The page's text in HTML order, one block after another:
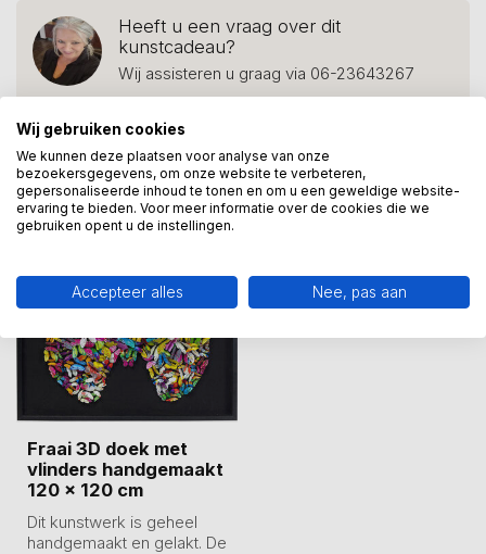
Heeft u een vraag over dit
kunstcadeau?
Wij assisteren u graag via 06-23643267
Recent bekeken
Fraai 3D doek met
vlinders handgemaakt
120 x 120 cm
Dit kunstwerk is geheel
handgemaakt en gelakt. De
Wij gebruiken cookies
We kunnen deze plaatsen voor analyse van onze
bezoekersgegevens, om onze website te verbeteren,
gepersonaliseerde inhoud te tonen en om u een geweldige website-
ervaring te bieden. Voor meer informatie over de cookies die we
gebruiken opent u de instellingen.
Accepteer alles Nee, pas aan